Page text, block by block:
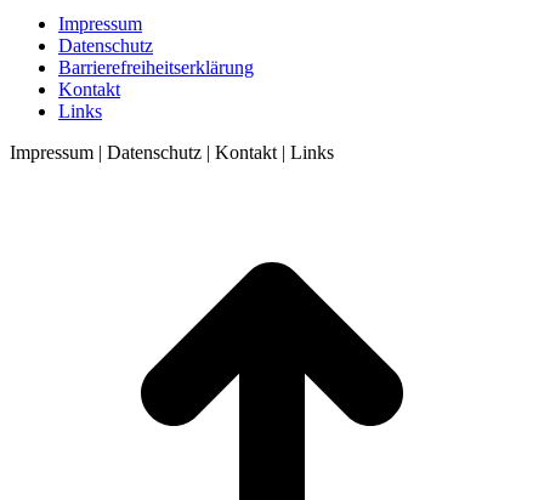
Impressum
Datenschutz
Barrierefreiheitserklärung
Kontakt
Links
Impressum | Datenschutz | Kontakt | Links